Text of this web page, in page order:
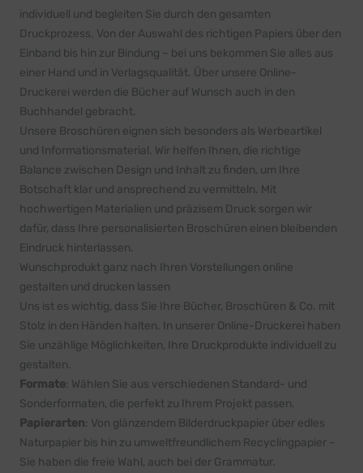
individuell und begleiten Sie durch den gesamten
Druckprozess. Von der Auswahl des richtigen Papiers über den
Einband bis hin zur Bindung – bei uns bekommen Sie alles aus
einer Hand und in Verlagsqualität. Über unsere Online-
Druckerei werden die Bücher auf Wunsch auch in den
Buchhandel gebracht.
Unsere Broschüren eignen sich besonders als Werbeartikel
und Informationsmaterial. Wir helfen Ihnen, die richtige
Balance zwischen Design und Inhalt zu finden, um Ihre
Botschaft klar und ansprechend zu vermitteln. Mit
hochwertigen Materialien und präzisem Druck sorgen wir
dafür, dass Ihre personalisierten Broschüren einen bleibenden
Eindruck hinterlassen.
Wunschprodukt ganz nach Ihren Vorstellungen online
gestalten und drucken lassen
Uns ist es wichtig, dass Sie Ihre Bücher, Broschüren & Co. mit
Stolz in den Händen halten. In unserer Online-Druckerei haben
Sie unzählige Möglichkeiten, Ihre Druckprodukte individuell zu
gestalten.
Formate: Wählen Sie aus verschiedenen Standard- und
Sonderformaten, die perfekt zu Ihrem Projekt passen.
Papierarten: Von glänzendem Bilderdruckpapier über edles
Naturpapier bis hin zu umweltfreundlichem Recyclingpapier –
Sie haben die freie Wahl, auch bei der Grammatur.